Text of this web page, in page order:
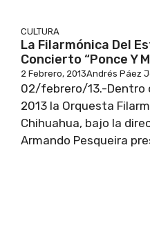
CULTURA
La Filarmónica Del
Concierto “Ponce Y
2 Febrero, 2013Andrés Páez
02/febrero/13.-Dentro
2013 la Orquesta
Chihuahua, bajo la
Armando Pesqueira